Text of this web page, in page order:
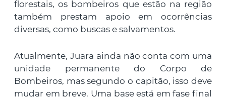
florestais, os bombeiros que estão na região
também prestam apoio em ocorrências
diversas, como buscas e salvamentos.
Atualmente, Juara ainda não conta com uma
unidade permanente do Corpo de
Bombeiros, mas segundo o capitão, isso deve
mudar em breve. Uma base está em fase final